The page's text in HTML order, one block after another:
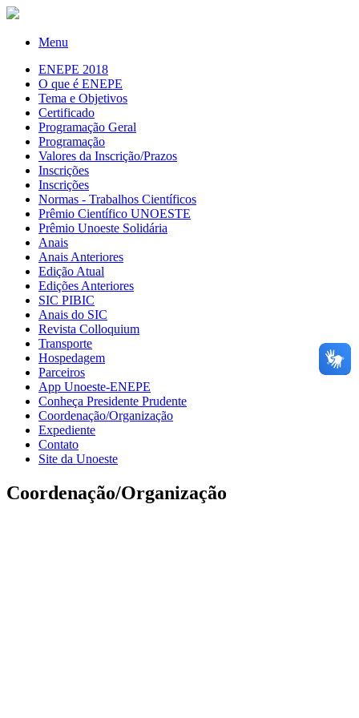
Menu
ENEPE 2018
O que é ENEPE
Tema e Objetivos
Certificado
Programação Geral
Programação
Valores da Inscrição/Prazos
Inscrições
Inscrições
Normas - Trabalhos Científicos
Prêmio Científico UNOESTE
Prêmio Unoeste Solidária
Anais
Anais Anteriores
Edição Atual
Edições Anteriores
SIC PIBIC
Anais do SIC
Revista Colloquium
Transporte
Hospedagem
Parceiros
App Unoeste-ENEPE
Conheça Presidente Prudente
Coordenação/Organização
Expediente
Contato
Site da Unoeste
Coordenação/Organização